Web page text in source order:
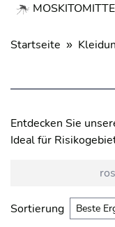
Startseite
Entdecken Sie
Ideal für
Sortierung Beste